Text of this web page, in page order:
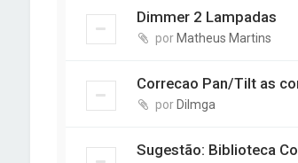
Dimmer 2 Lampadas
por Matheus Martins
Correcao Pan/Tilt as
por Dilmga
Sugestão: Biblioteca